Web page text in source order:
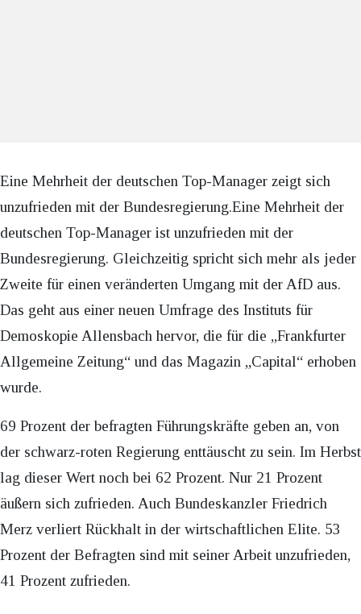
Eine Mehrheit der deutschen Top-Manager zeigt sich
unzufrieden mit der Bundesregierung.Eine Mehrheit der
deutschen Top-Manager ist unzufrieden mit der
Bundesregierung. Gleichzeitig spricht sich mehr als jeder
Zweite für einen veränderten Umgang mit der AfD aus.
Das geht aus einer neuen Umfrage des Instituts für
Demoskopie Allensbach hervor, die für die „Frankfurter
Allgemeine Zeitung“ und das Magazin „Capital“ erhoben
wurde.
69 Prozent der befragten Führungskräfte geben an, von
der schwarz-roten Regierung enttäuscht zu sein. Im Herbst
lag dieser Wert noch bei 62 Prozent. Nur 21 Prozent
äußern sich zufrieden. Auch Bundeskanzler Friedrich
Merz verliert Rückhalt in der wirtschaftlichen Elite. 53
Prozent der Befragten sind mit seiner Arbeit unzufrieden,
41 Prozent zufrieden.